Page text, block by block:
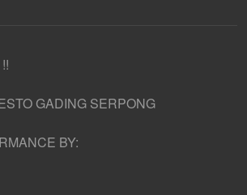
GADING SERPONG
BY: